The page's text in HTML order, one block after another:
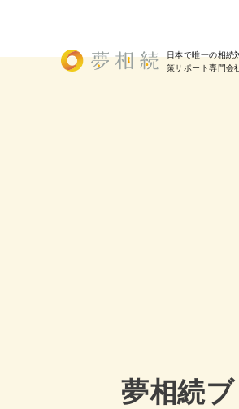
日本で唯一の相続
策サポート専門会
夢相続ブ